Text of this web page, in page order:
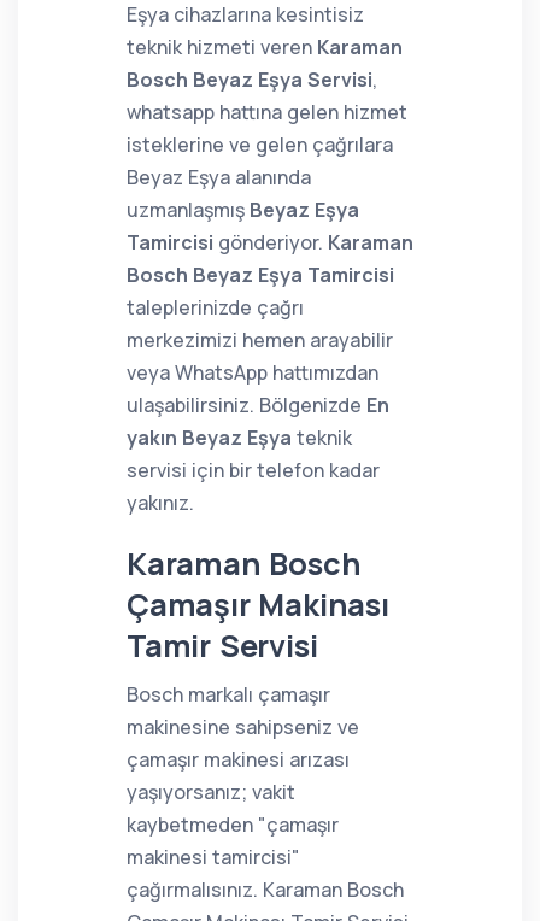
Eşya cihazlarına kesintisiz
teknik hizmeti veren Karaman
Bosch Beyaz Eşya Servisi,
whatsapp hattına gelen hizmet
isteklerine ve gelen çağrılara
Beyaz Eşya alanında
uzmanlaşmış Beyaz Eşya
Tamircisi gönderiyor. Karaman
Bosch Beyaz Eşya Tamircisi
taleplerinizde çağrı
merkezimizi hemen arayabilir
veya WhatsApp hattımızdan
ulaşabilirsiniz. Bölgenizde En
yakın Beyaz Eşya teknik
servisi için bir telefon kadar
yakınız.
Karaman Bosch
Çamaşır Makinası
Tamir Servisi
Bosch markalı çamaşır
makinesine sahipseniz ve
çamaşır makinesi arızası
yaşıyorsanız; vakit
kaybetmeden "çamaşır
makinesi tamircisi"
çağırmalısınız. Karaman Bosch